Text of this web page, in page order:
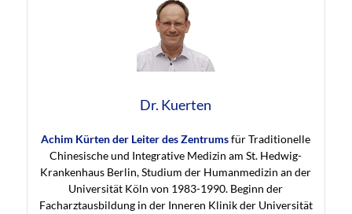
Dr. Kuerten
Achim Kürten der Leiter des Zentrumsfür Traditionelle
Chinesische und Integrative Medizin am St. Hedwig-
Krankenhaus Berlin, Studium der Humanmedizin an der
Universität Köln von 1983-1990. Beginn der
Facharztausbildung in der Inneren Klinik der Universität